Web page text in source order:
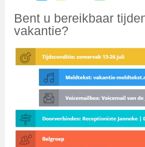
Bent u bereikbaar
vakantie?